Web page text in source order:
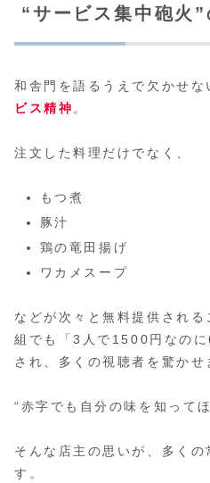
“サービス集中砲火”
和舎門を語るうえで欠かせな
ビス精神 。
注文した料理だけでなく、
もつ煮
豚汁
鶏の竜田揚げ
ワカメスープ
などが次々と無料提供され
組でも「3人で1500円なの
され、多くの視聴者を驚かせ
“赤字でも自分の味を知って
そんな店主の思いが、多くの
す。